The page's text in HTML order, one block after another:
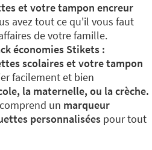
et votre tampon encreur
avez tout ce qu'il vous faut
de votre famille.
économies Stikets :
scolaires et votre tampon
facilement et bien
la maternelle, ou la crèche.
un marqueur
personnalisées pour tout